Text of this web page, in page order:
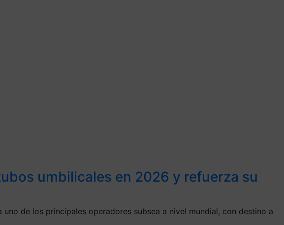
umbilicales en 2026 y refuerza su
de los principales operadores subsea a nivel mundial, con destino a